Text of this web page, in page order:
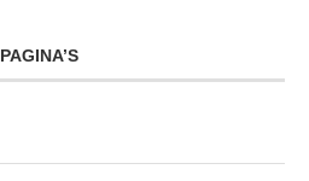
PAGINA’S